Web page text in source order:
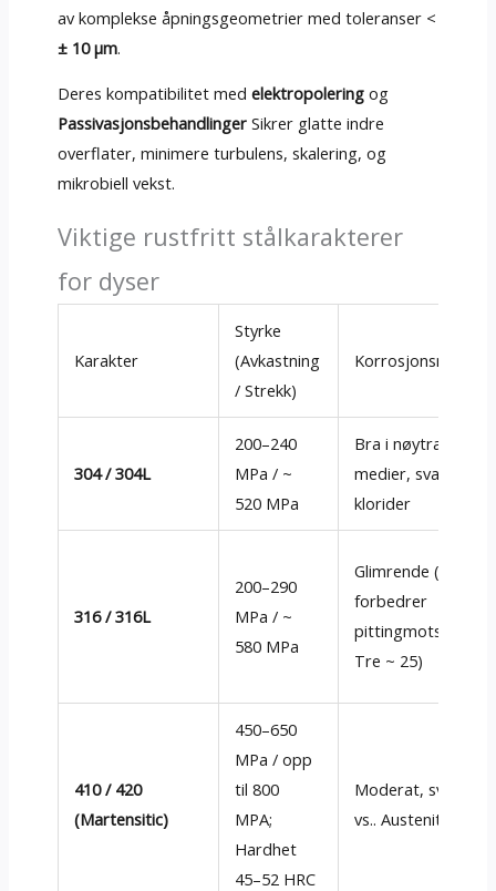
av komplekse åpningsgeometrier med toleranser <
± 10 μm.
Deres kompatibilitet med elektropoleringog
PassivasjonsbehandlingerSikrer glatte indre
overflater, minimere turbulens, skalering, og
mikrobiell vekst.
Viktige rustfritt stålkarakterer
for dyser
Karakter
Styrke
(Avkastning
/ Strekk)
304 / 304L
200–240
MPa / ~
520 MPa
Bra i nøytrale
medier, svak i
klorider
316 / 316L
200–290
MPa / ~
580 MPa
Glimrende (MO
forbedrer
Tre ~ 25)
410 / 420
(Martensitic)
450–650
MPa / opp
til 800
MPA;
Hardhet
45–52 HRC
Moderat, svakere
vs.. Austenittisk